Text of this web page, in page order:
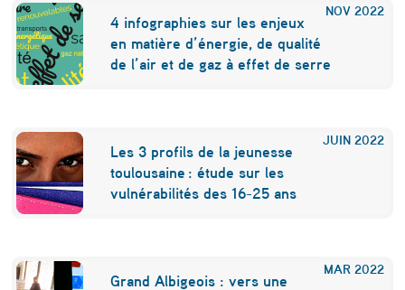
NOV 2022
4 infographies sur les enjeux
en matière d’énergie, de qualité
de l’air et de gaz à effet de serre
JUIN 2022
Les 3 profils de la jeunesse
toulousaine : étude sur les
vulnérabilités des 16-25 ans
MAR 2022
Grand Albigeois : vers une